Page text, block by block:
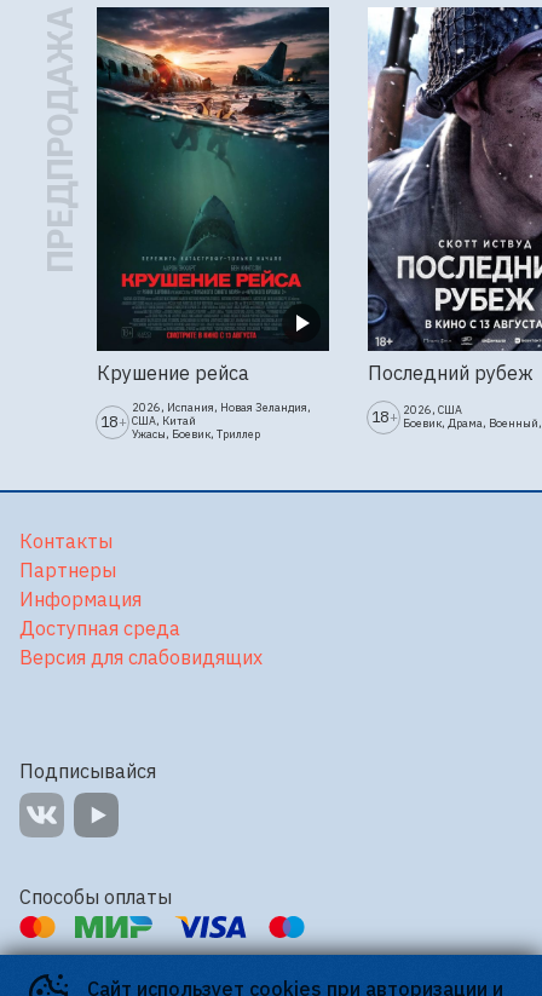
ПРЕДПРОДАЖА
Крушение рейса
18+
2026, Испания, Новая Зеландия,
США, Китай
Ужасы, Боевик, Триллер
Последний рубеж
18+ 2026, США
Боевик, Драма,
Сайт использует cookies при авторизации и
Контакты
Партнеры
Информация
Доступная среда
Версия для слабовидящих
Подписывайся
Способы оплаты
Контакты